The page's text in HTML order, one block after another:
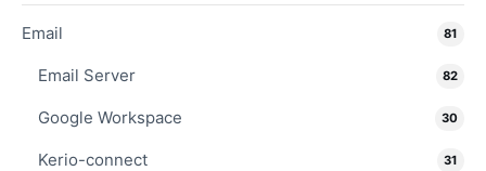
Email 81
Email Server 82
Google Workspace 30
Kerio-connect 31